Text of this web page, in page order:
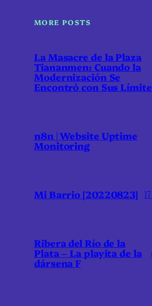
MORE POSTS
La Masacre de la Plaza
Tiananmen: Cuando la
Modernización Se
Encontró con Sus
n8n | Website Uptime
Monitoring
Mi Barrio [20220823]
Ribera del Río de la
Plata – La playita de la
dársena F